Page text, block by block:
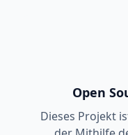
Open
Dieses Projekt